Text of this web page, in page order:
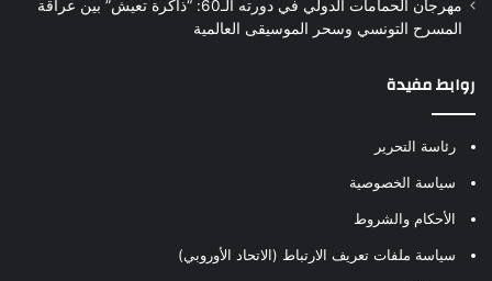
مهرجان الحمامات الدولي في دورته الـ60: “ذاكرة تعيش” بين عراقة
المسرح التونسي وسحر الموسيقى العالمية
روابط مفيدة
رئاسة التحرير
سياسة الخصوصية
الأحكام والشروط
سياسة ملفات تعريف الارتباط (الاتحاد الأوروبي)